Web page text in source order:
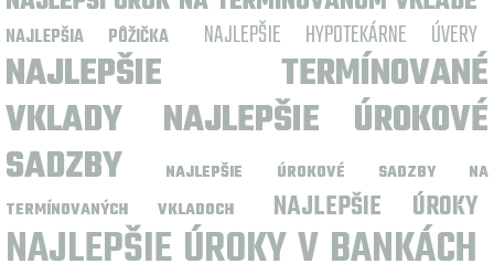
NAJLEPŠIA PÔŽIČKA NAJLEPŠIE HYPOTEKÁRNE ÚVERY
NAJLEPŠIE TERMÍNOVANÉ
VKLADY
NAJLEPŠIE ÚROKOVÉ
SADZBY
NAJLEPŠIE ÚROKOVÉ SADZBY NA
TERMÍNOVANÝCH VKLADOCH
NAJLEPŠIE ÚROKY
NAJLEPŠIE ÚROKY V BANKÁCH